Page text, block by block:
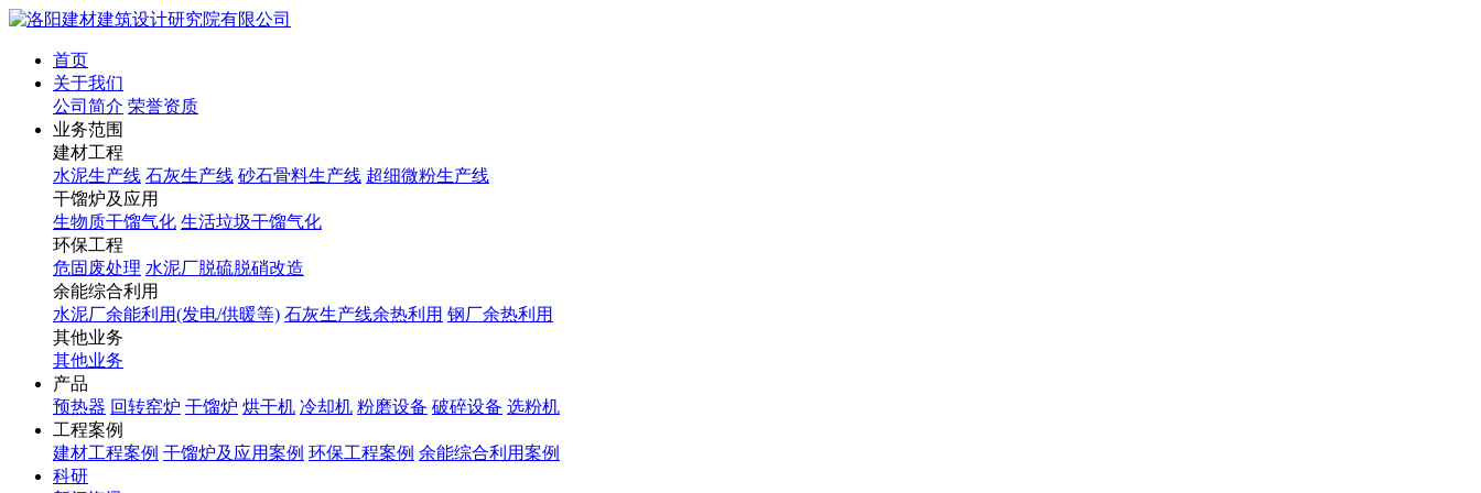
首页
关于我们
公司简介 荣誉资质
业务范围
建材工程
水泥生产线 石灰生产线 砂石骨料生产线 超细微粉生产线
干馏炉及应用
生物质干馏气化 生活垃圾干馏气化
环保工程
危固废处理 水泥厂脱硫脱硝改造
余能综合利用
水泥厂余能利用(发电/供暖等) 石灰生产线余热利用 钢厂余热利用
其他业务
其他业务
产品
预热器 回转窑炉 干馏炉 烘干机 冷却机 粉磨设备 破碎设备 选粉机
工程案例
建材工程案例 干馏炉及应用案例 环保工程案例 余能综合利用案例
科研